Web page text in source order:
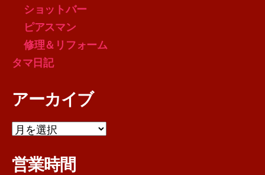
ショットバー
ピアスマン
修理＆リフォーム
タマ日記
アーカイブ
ア
イ
営業時間